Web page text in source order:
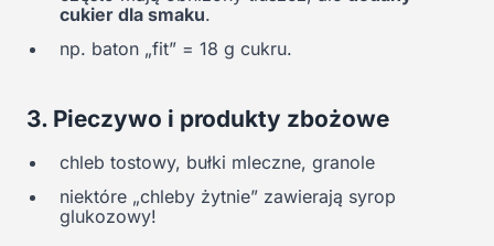
cukier dla smaku.
np. baton „fit” = 18 g cukru.
3. Pieczywo i produkty zbożowe
chleb tostowy, bułki mleczne, granole
niektóre „chleby żytnie” zawierają syrop
glukozowy!